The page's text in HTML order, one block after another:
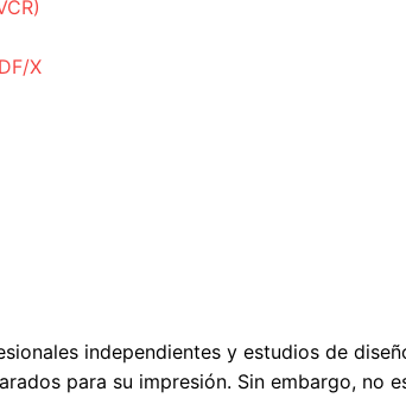
X
independientes y estudios de
para su impresión. Sin embargo, no